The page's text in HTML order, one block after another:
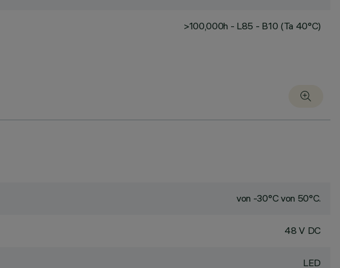
>100,000h - L85 - B10 (Ta 40°C)
von -30°C von 50°C.
48 V DC
LED